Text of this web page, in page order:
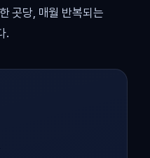
곳당, 매월 반복되는
.